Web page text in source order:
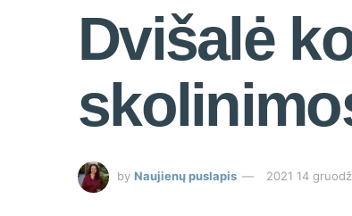
Dvišalė
by Naujienų puslapis 2021 14